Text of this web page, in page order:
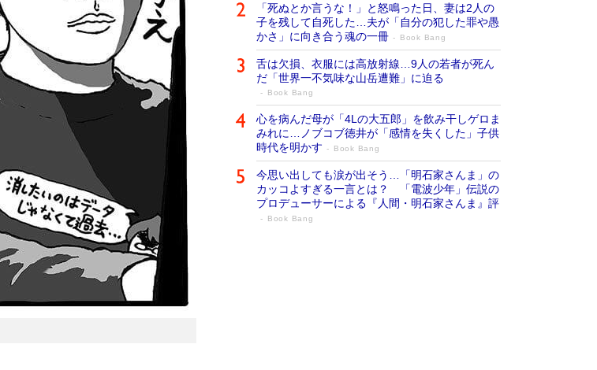
「死ぬとか言うな！」と怒鳴った日、妻は2人の
子を残して自死した…夫が「自分の犯した罪や愚
かさ」に向き合う魂の一冊
Book Bang
舌は欠損、衣服には高放射線…9人の若者が死ん
だ「世界一不気味な山岳遭難」に迫る
Book Bang
心を病んだ母が「4Lの大五郎」を飲み干しゲロま
みれに…ノブコブ徳井が「感情を失くした」子供
時代を明かす
Book Bang
今思い出しても涙が出そう…「明石家さんま」の
カッコよすぎる一言とは？ 「電波少年」伝説の
プロデューサーによる『人間・明石家さんま』評
Book Bang